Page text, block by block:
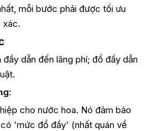
mỗi bước phải được tối ưu
xác.
dẫn đến lãng phí; đổ đầy dẫn
cho nước hoa. Nó đảm bảo
'mức đổ đầy' (nhất quán về